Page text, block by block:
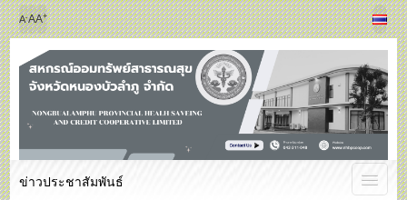
A-AA+
ข่าวประชาสัมพันธ์